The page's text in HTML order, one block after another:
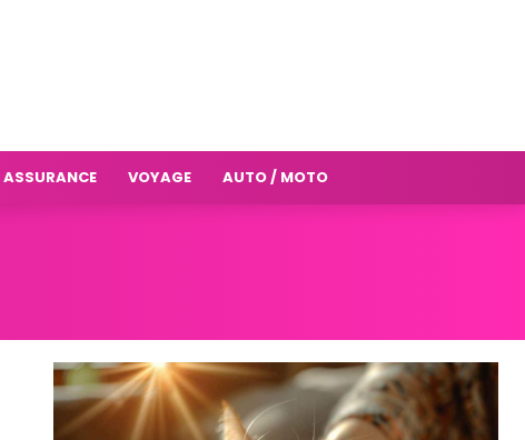
ASSURANCE VOYAGE AUTO / MOTO